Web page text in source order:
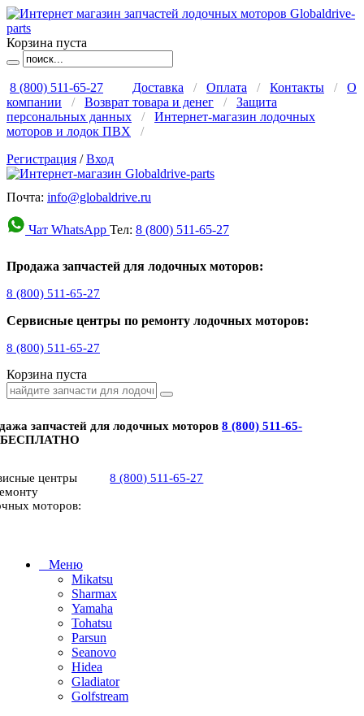
Корзина пуста
8 (800) 511-65-27 Доставка / Оплата / Контакты / О
компании
/ Возврат товара и денег / Защита
персональных данных
/ Интернет-магазин лодочных
моторов и лодок ПВХ
/
Регистрация /Вход
Почта: info@globaldrive.ru
Чат WhatsApp Тел: 8 (800) 511-65-27
Продажа запчастей для лодочных моторов:
8 (800) 511-65-27
Сервисные центры по ремонту лодочных моторов:
8 (800) 511-65-27
Корзина пуста
запчастей для лодочных моторов 8 (800) 511-65-
центры
моторов:
8 (800) 511-65-27
Меню
Mikatsu
Sharmax
Yamaha
Tohatsu
Parsun
Seanovo
Hidea
Gladiator
Golfstream